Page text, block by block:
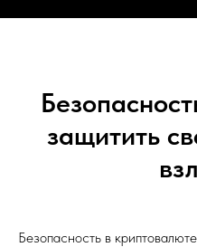
защитить
Безопасность в